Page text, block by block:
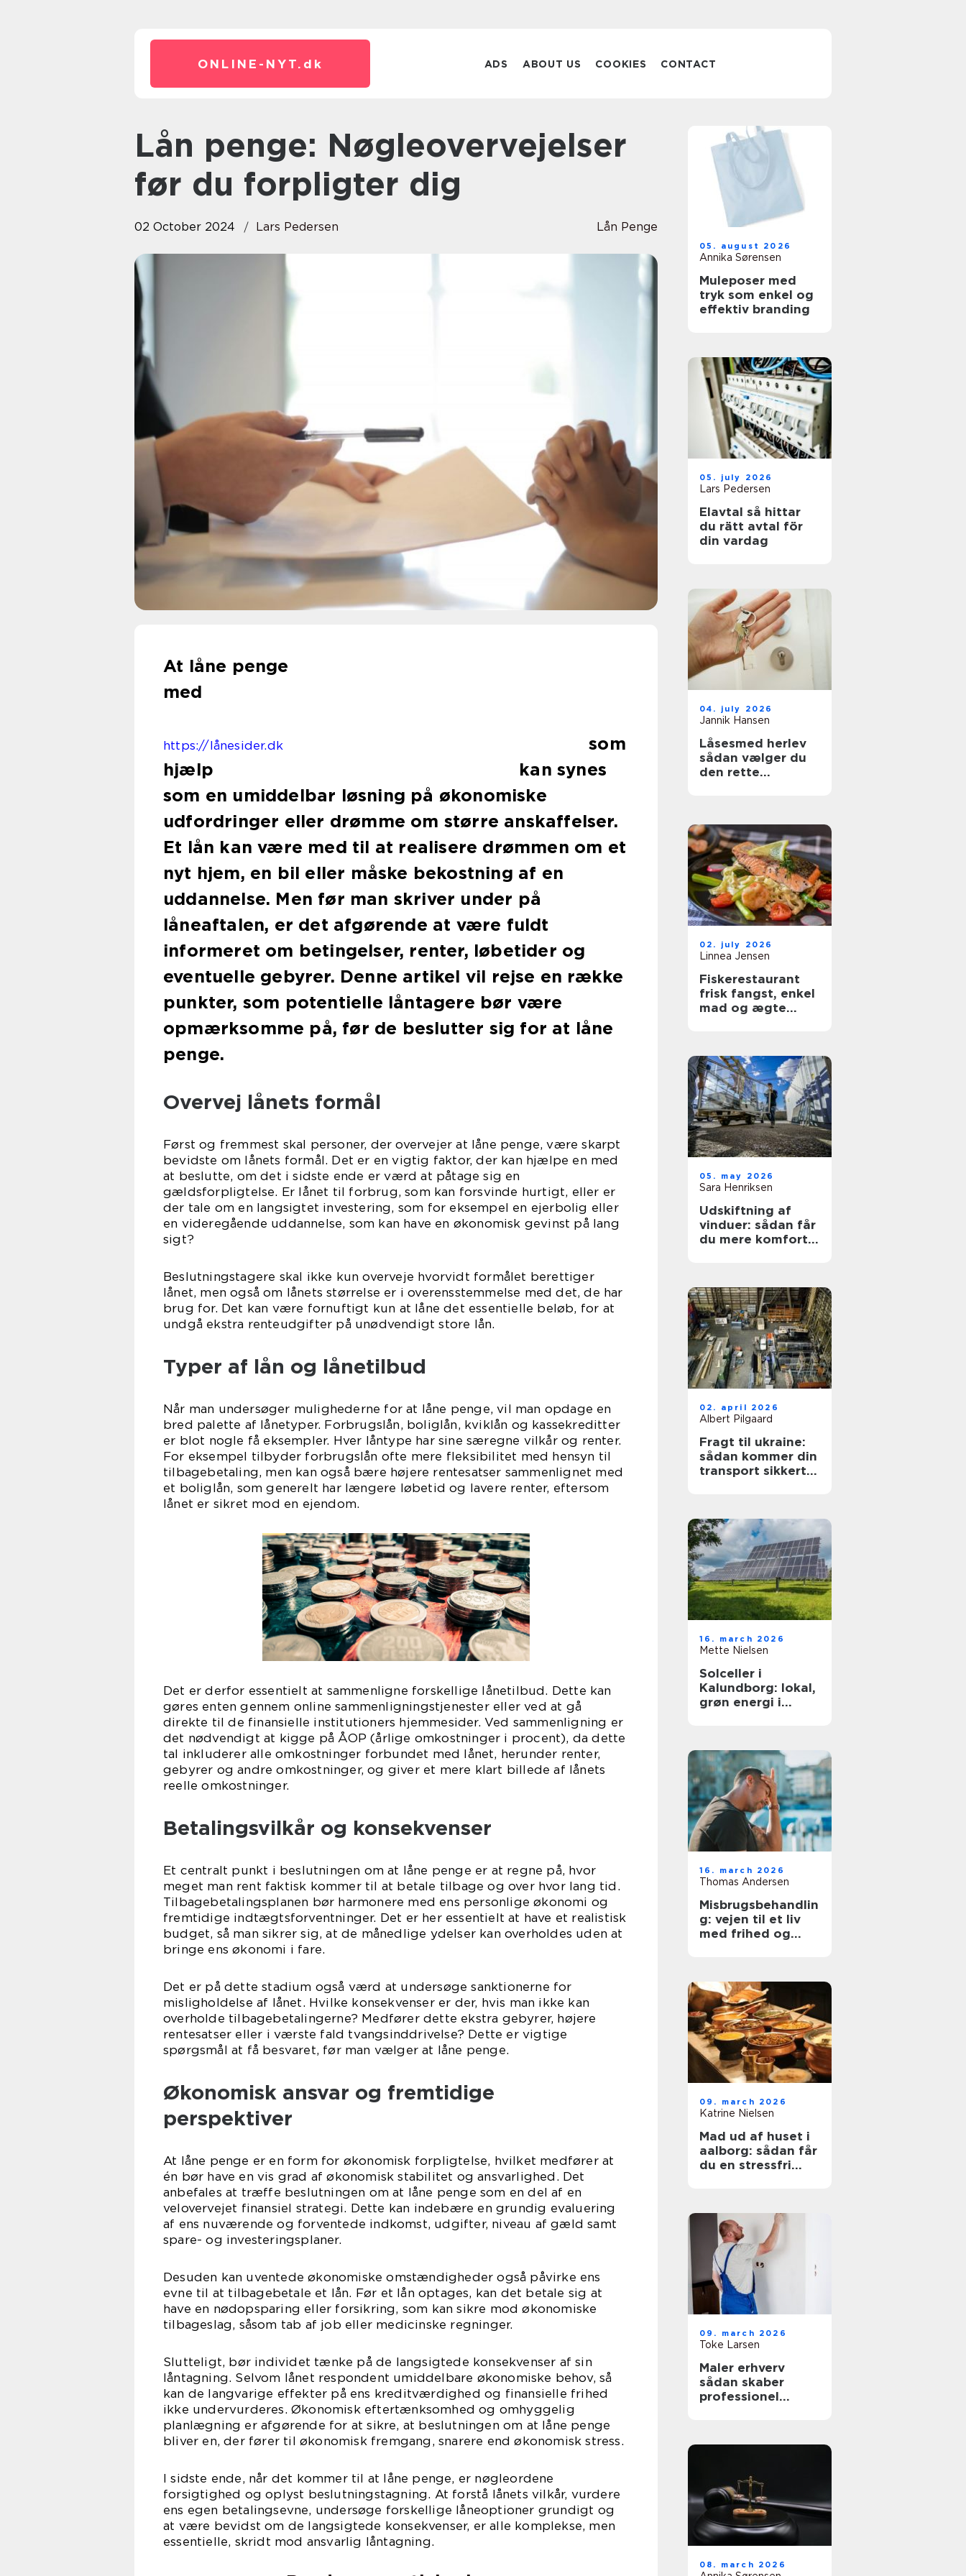
ONLINE-NYT. dk ADS ABOUT US COOKIES CONTACT
Lån penge: Nøgleovervejelser
før du forpligter dig
02 October 2024 Lars Pedersen Lån Penge
At låne penge
med
https://lånesider.dk
som
hjælp
kan synes
som en umiddelbar løsning på økonomiske
udfordringer eller drømme om større anskaffelser.
Et lån kan være med til at realisere drømmen om et
nyt hjem, en bil eller måske bekostning af en
uddannelse. Men før man skriver under på
låneaftalen, er det afgørende at være fuldt
informeret om betingelser, renter, løbetider og
eventuelle gebyrer. Denne artikel vil rejse en række
punkter, som potentielle låntagere bør være
opmærksomme på, før de beslutter sig for at låne
penge.
Overvej lånets formål
Først og fremmest skal personer, der overvejer at låne penge, være skarpt
bevidste om lånets formål. Det er en vigtig faktor, der kan hjælpe en med
at beslutte, om det i sidste ende er værd at påtage sig en
gældsforpligtelse. Er lånet til forbrug, som kan forsvinde hurtigt, eller er
der tale om en langsigtet investering, som for eksempel en ejerbolig eller
en videregående uddannelse, som kan have en økonomisk gevinst på lang
sigt?
Beslutningstagere skal ikke kun overveje hvorvidt formålet berettiger
lånet, men også om lånets størrelse er i overensstemmelse med det, de har
brug for. Det kan være fornuftigt kun at låne det essentielle beløb, for at
undgå ekstra renteudgifter på unødvendigt store lån.
Typer af lån og lånetilbud
Når man undersøger mulighederne for at låne penge, vil man opdage en
bred palette af lånetyper. Forbrugslån, boliglån, kviklån og kassekreditter
er blot nogle få eksempler. Hver låntype har sine særegne vilkår og renter.
For eksempel tilbyder forbrugslån ofte mere fleksibilitet med hensyn til
tilbagebetaling, men kan også bære højere rentesatser sammenlignet med
et boliglån, som generelt har længere løbetid og lavere renter, eftersom
lånet er sikret mod en ejendom.
Det er derfor essentielt at sammenligne forskellige lånetilbud. Dette kan
gøres enten gennem online sammenligningstjenester eller ved at gå
direkte til de finansielle institutioners hjemmesider. Ved sammenligning er
det nødvendigt at kigge på ÅOP (årlige omkostninger i procent), da dette
tal inkluderer alle omkostninger forbundet med lånet, herunder renter,
gebyrer og andre omkostninger, og giver et mere klart billede af lånets
reelle omkostninger.
Betalingsvilkår og konsekvenser
Et centralt punkt i beslutningen om at låne penge er at regne på, hvor
meget man rent faktisk kommer til at betale tilbage og over hvor lang tid.
Tilbagebetalingsplanen bør harmonere med ens personlige økonomi og
fremtidige indtægtsforventninger. Det er her essentielt at have et realistisk
budget, så man sikrer sig, at de månedlige ydelser kan overholdes uden at
bringe ens økonomi i fare.
Det er på dette stadium også værd at undersøge sanktionerne for
misligholdelse af lånet. Hvilke konsekvenser er der, hvis man ikke kan
overholde tilbagebetalingerne? Medfører dette ekstra gebyrer, højere
rentesatser eller i værste fald tvangsinddrivelse? Dette er vigtige
spørgsmål at få besvaret, før man vælger at låne penge.
Økonomisk ansvar og fremtidige
perspektiver
At låne penge er en form for økonomisk forpligtelse, hvilket medfører at
én bør have en vis grad af økonomisk stabilitet og ansvarlighed. Det
anbefales at træffe beslutningen om at låne penge som en del af en
velovervejet finansiel strategi. Dette kan indebære en grundig evaluering
af ens nuværende og forventede indkomst, udgifter, niveau af gæld samt
spare- og investeringsplaner.
Desuden kan uventede økonomiske omstændigheder også påvirke ens
evne til at tilbagebetale et lån. Før et lån optages, kan det betale sig at
have en nødopsparing eller forsikring, som kan sikre mod økonomiske
tilbageslag, såsom tab af job eller medicinske regninger.
Slutteligt, bør individet tænke på de langsigtede konsekvenser af sin
låntagning. Selvom lånet respondent umiddelbare økonomiske behov, så
kan de langvarige effekter på ens kreditværdighed og finansielle frihed
ikke undervurderes. Økonomisk eftertænksomhed og omhyggelig
planlægning er afgørende for at sikre, at beslutningen om at låne penge
bliver en, der fører til økonomisk fremgang, snarere end økonomisk stress.
I sidste ende, når det kommer til at låne penge, er nøgleordene
forsigtighed og oplyst beslutningstagning. At forstå lånets vilkår, vurdere
ens egen betalingsevne, undersøge forskellige låneoptioner grundigt og
at være bevidst om de langsigtede konsekvenser, er alle komplekse, men
essentielle, skridt mod ansvarlig låntagning.
05. august 2026
Annika Sørensen
Muleposer med
tryk som enkel og
effektiv branding
05. july 2026
Lars Pedersen
Elavtal så hittar
du rätt avtal för
din vardag
04. july 2026
Jannik Hansen
Låsesmed herlev
sådan vælger du
den rette
02. july 2026
Linnea Jensen
Fiskerestaurant
frisk fangst, enkel
mad og ægte
05. may 2026
Sara Henriksen
Udskiftning af
vinduer: sådan får
du mere komfort
02. april 2026
Albert Pilgaard
Fragt til ukraine:
sådan kommer din
transport sikkert
16. march 2026
Mette Nielsen
Solceller i
Kalundborg: lokal,
grøn energi i
16. march 2026
Thomas Andersen
Misbrugsbehandlin
g: vejen til et liv
med frihed og
09. march 2026
Katrine Nielsen
Mad ud af huset i
aalborg: sådan får
du en stressfri
09. march 2026
Toke Larsen
Maler erhverv
sådan skaber
professionel
08. march 2026